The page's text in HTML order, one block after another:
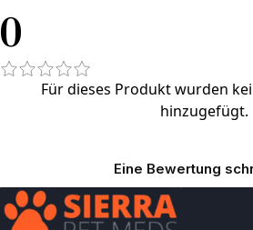
0
Für dieses Produkt wurden
hinzugefügt.
Eine Bewertung